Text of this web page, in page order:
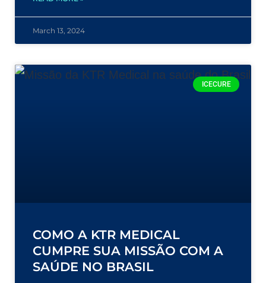
March 13, 2024
ICECURE
COMO A KTR MEDICAL
CUMPRE SUA MISSÃO COM A
SAÚDE NO BRASIL